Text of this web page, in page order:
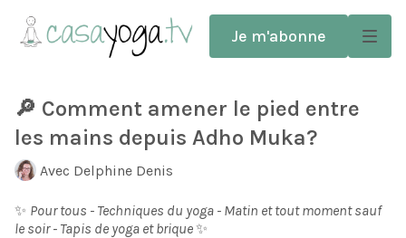
Je m'abonne
🔎 Comment amener le pied entre
les mains depuis Adho Muka?
Avec Delphine Denis
✨ Pour tous - Techniques du yoga - Matin et tout moment sauf
le soir - Tapis de yoga et brique✨